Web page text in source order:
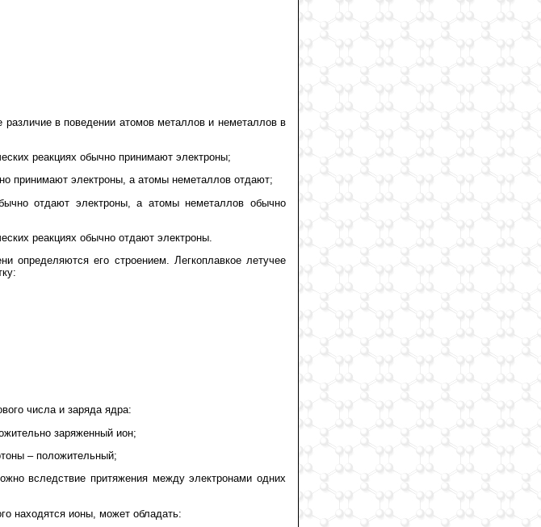
в поведении атомов металлов и неметаллов в
реакциях обычно принимают электроны;
принимают электроны, а атомы неметаллов отдают;
отдают электроны, а атомы неметаллов обычно
реакциях обычно отдают электроны.
определяются его строением. Легкоплавкое летучее
числа и заряда ядра:
заряженный ион;
– положительный;
вследствие притяжения между электронами одних
находятся ионы, может обладать: